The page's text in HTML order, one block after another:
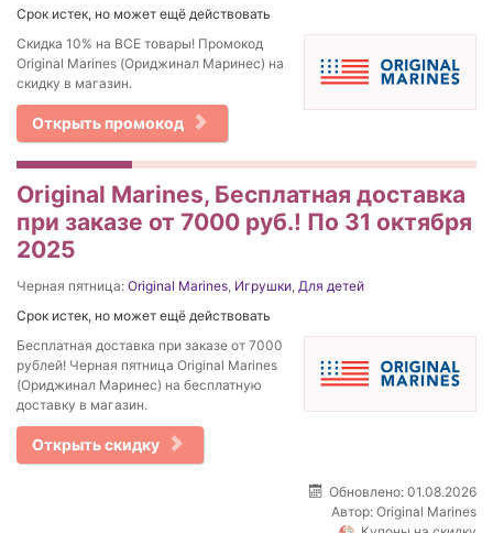
Срок истек, но может ещё действовать
Скидка 10% на ВСЕ товары! Промокод
Original Marines (Ориджинал Маринес) на
скидку в магазин.
Открыть промокод
Original Marines, Бесплатная доставка
при заказе от 7000 руб.! По 31 октября
2025
Черная пятница: Original Marines, Игрушки, Для детей
Срок истек, но может ещё действовать
Бесплатная доставка при заказе от 7000
рублей! Черная пятница Original Marines
(Ориджинал Маринес) на бесплатную
доставку в магазин.
Открыть скидку
Обновлено: 01.08.2026
Автор: Original Marines